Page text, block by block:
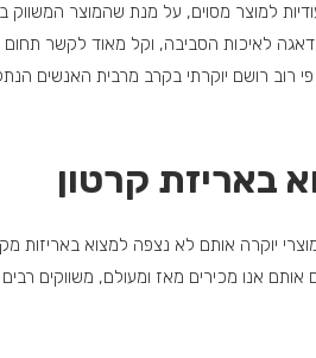
למוצר מסוים, על מנת שהמוצר המשווק
לאיכות הסביבה, וקל מאוד לקשר תחום
פי רוב רושם יוקרתי בקרב מרבית האנשים
באריזת קרטון
יוקרה אותם לא נצפה למצוא באריזות
אנו מכירים מאז ומעולם, משווקים